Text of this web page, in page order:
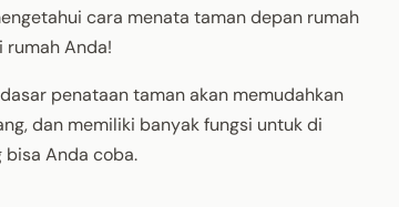
cara menata taman depan rumah
Anda!
penataan taman akan memudahkan
dan memiliki banyak fungsi untuk di
Anda coba.